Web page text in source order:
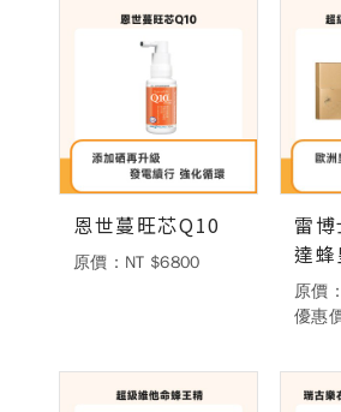
恩世蔓旺芯Q10
原價：NT $6800
雷
達蜂
原價：
優惠
會員專區
購物說明
購物須知 退換貨流程
德風健康館 百
德